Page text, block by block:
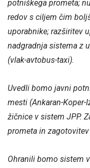
potniškega prometa;
redov s ciljem čim
uporabnike; razširitev
nadgradnja sistema z
(vlak-avtobus-taxi).
Uvedli bomo javni
mesti (Ankaran-
žičnice v sistem JPP.
prometa in
Ohranili bomo sistem